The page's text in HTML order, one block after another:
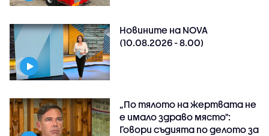
Новините на NOVA
(10.08.2026 - 8.00)
„По тялото на жертвата не
е имало здраво място":
Говори съдията по делото за